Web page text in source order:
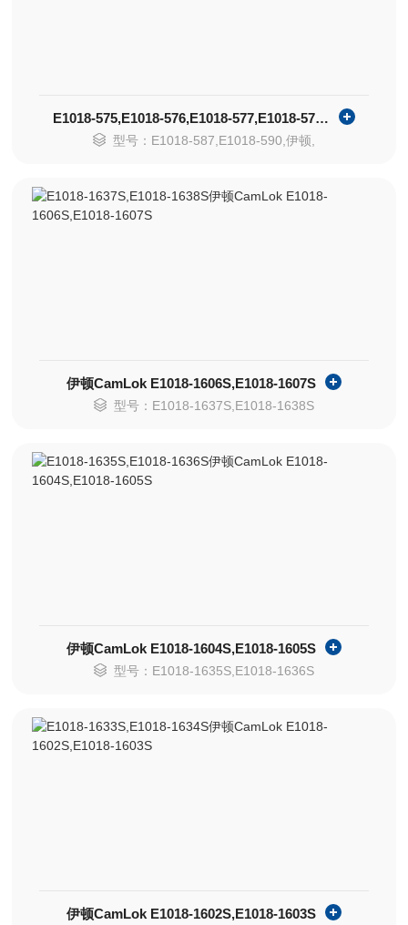
E1018-575,E1018-576,E1018-577,E1018-578,E1018-579,
型号：E1018-587,E1018-590,伊顿,
伊顿CamLok E1018-1606S,E1018-1607S
型号：E1018-1637S,E1018-1638S
伊顿CamLok E1018-1604S,E1018-1605S
型号：E1018-1635S,E1018-1636S
伊顿CamLok E1018-1602S,E1018-1603S